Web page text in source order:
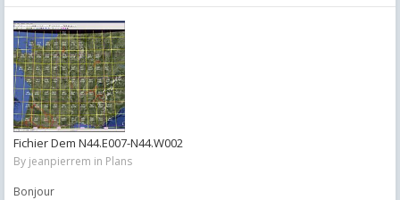
Fichier Dem N44.E007-N44.W002
By jeanpierrem in Plans
Bonjour